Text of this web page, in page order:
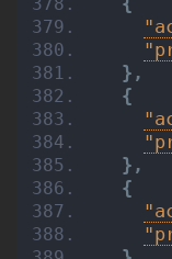
} ,
{
} ,
{